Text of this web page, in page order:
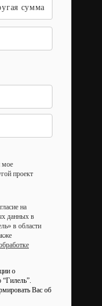
мое
проект
на
данных в
в области
о
Вас об